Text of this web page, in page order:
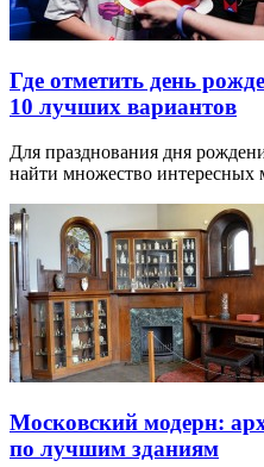
Где отметить день
10 лучших вариантов
Для празднования дня
найти множество интересных
Московский модерн:
по лучшим зданиям